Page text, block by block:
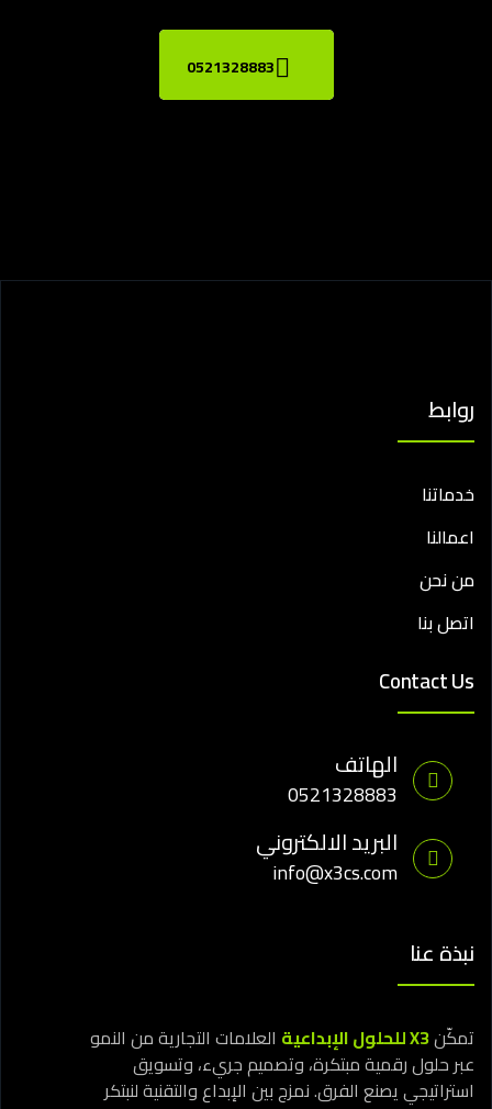
0521328883
روابط
خدماتنا
اعمالنا
من نحن
اتصل بنا
Contact Us
الهاتف
0521328883
البريد الالكتروني
info@x3cs.com
نبذة عنا
تمكّنX3 للحلول الإبداعية
العلامات التجارية من النمو
عبر حلول رقمية مبتكرة، وتصميم جريء، وتسويق
استراتيجي يصنع الفرق. نمزج بين الإبداع والتقنية لنبتكر